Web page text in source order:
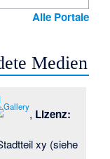
Alle Portale
Medien
, Lizenz:
xy (siehe